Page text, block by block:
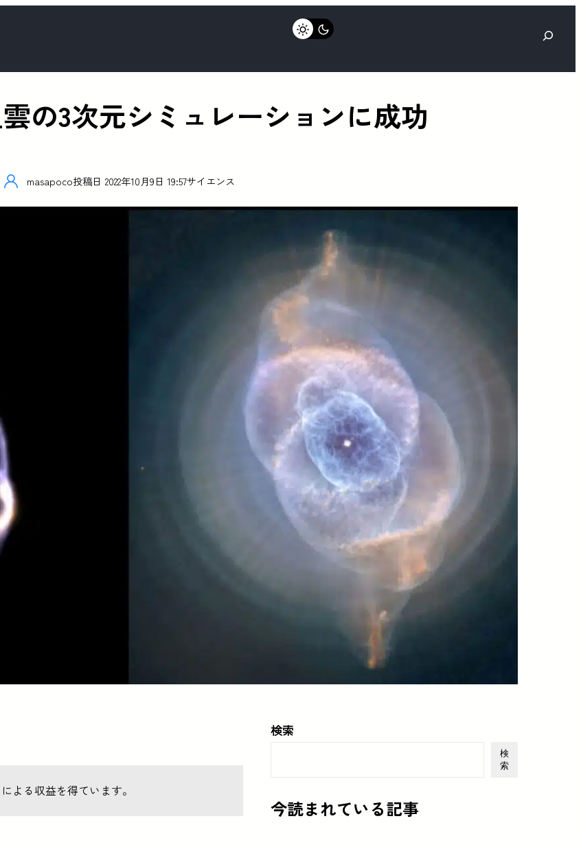
検
の3次元シミュレーションに成功
masapoco投稿日 2022年10月9日 19:57サイエンス
よる収益を得ています。
検索
検
索
今読まれている記事